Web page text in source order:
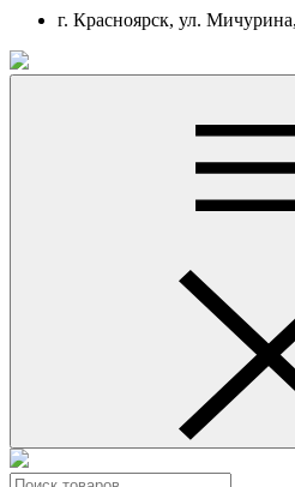
г. Красноярск, ул.